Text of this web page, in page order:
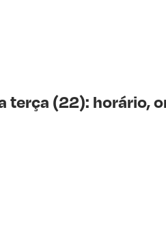
terça (22): horário,